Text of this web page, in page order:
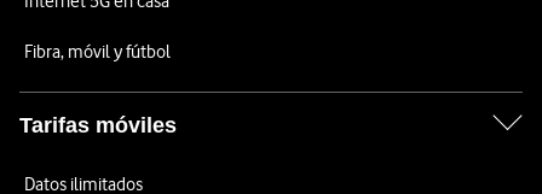
Fibra, móvil y fútbol
Tarifas móviles
Datos ilimitados